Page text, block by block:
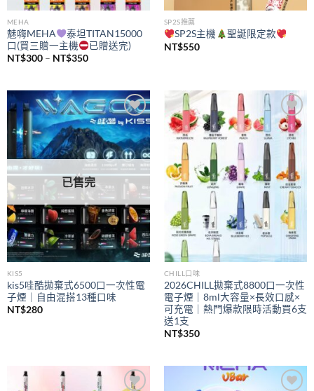
MEHA
魅嗨MEHA
泰坦TITAN15000
口(買三贈一主機
已贈送完)
NT$300 – NT$350價
NT$300
到
NT$350
SP2S推薦
SP2S主機
聖誕限定款
NT$550
Add to
wishlist
已售完
KIS5
kis5哇酷拋棄式6500口一次性電
子煙｜自由混搭13種口味
NT$280
Add to
wishlist
CHILL口味
2026CHILL拋棄式8800口一次性
電子煙｜8ml大容量×長效口感×
可充電｜熱門爆款限時活動買6支
送1支
NT$350